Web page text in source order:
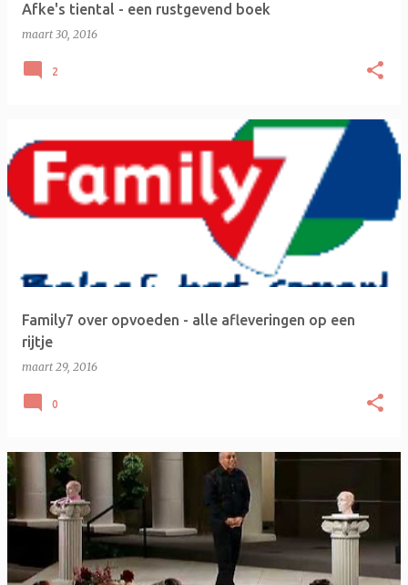
Afke's tiental - een rustgevend boek
maart 30, 2016
2
Family7 over opvoeden - alle afleveringen op een
rijtje
maart 29, 2016
0